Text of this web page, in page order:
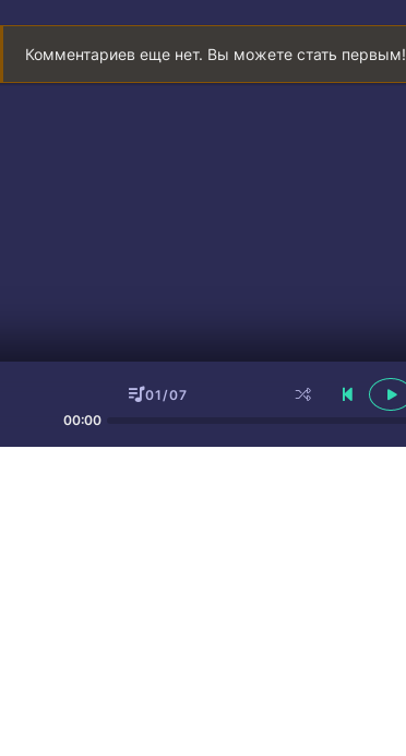
Комментариев еще нет. Вы можете стать первым!
01/07
00:00